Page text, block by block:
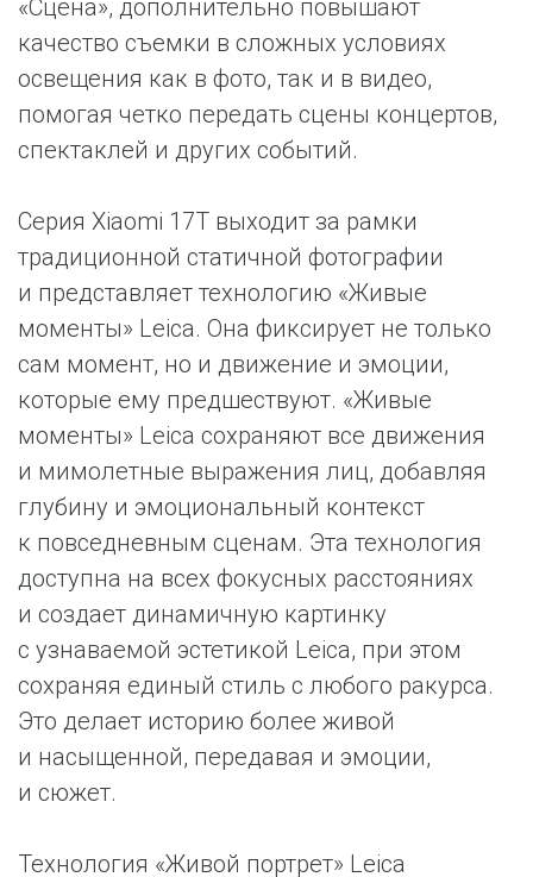
«Сцена», дополнительно повышают
качество съемки в сложных условиях
освещения как в фото, так и в видео,
помогая четко передать сцены концертов,
спектаклей и других событий.
Серия Xiaomi 17T выходит за рамки
традиционной статичной фотографии
и представляет технологию «Живые
моменты» Leica. Она фиксирует не только
сам момент, но и движение и эмоции,
которые ему предшествуют. «Живые
моменты» Leica сохраняют все движения
и мимолетные выражения лиц, добавляя
глубину и эмоциональный контекст
к повседневным сценам. Эта технология
доступна на всех фокусных расстояниях
и создает динамичную картинку
с узнаваемой эстетикой Leica, при этом
сохраняя единый стиль с любого ракурса.
Это делает историю более живой
и насыщенной, передавая и эмоции,
и сюжет.
Технология «Живой портрет» Leica